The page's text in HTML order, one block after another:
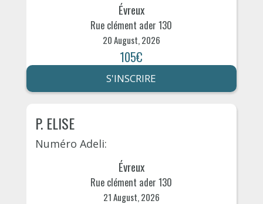
Évreux
Rue clément ader 130
20 August, 2026
105€
S'INSCRIRE
P. ELISE
Numéro Adeli:
Évreux
Rue clément ader 130
21 August, 2026